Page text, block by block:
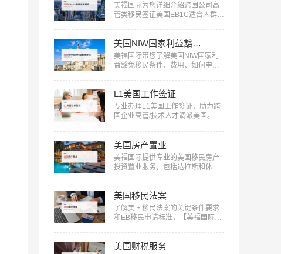
美福国际为您详细介绍跨国公司高
管类移民签证美国EB1C适合人群、
美国NIW国家利益豁免移民
美福国际带您了解美国NIW国家利
益豁免移民条件、费用、如何申请
L1美国工作签证
专业办理L1美国工作签证，助力跨
国企业高管/技术人才调派美国。美
等。立即咨询：400-001-0063，开
启您的跨国职业之旅！…
美国房产置业
美福国际提供专业的美国移民房产
投资置业服务，包括达拉斯和休斯
产增值：400-001-0063…
美国移民法案
了解美国移民法案的关键条件要求
和EB移民申请标准，【美福国际】
美国财税服务